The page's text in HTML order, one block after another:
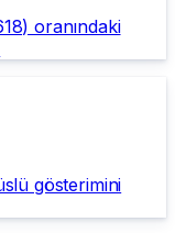
oranındaki
gösterimini